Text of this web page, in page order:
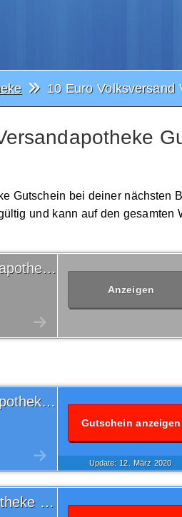
10 Euro Volksversand
Gutschein bei deiner nächsten
und kann auf den gesamten
10 Euro Volksversand Versandapotheke Gutschein
Anzeigen
5 Euro Volksversand Versandapotheke Gutschein
Gutschein anzeigen
Update: 12. März 2020
10% Volksversand Versandapotheke Gutschein